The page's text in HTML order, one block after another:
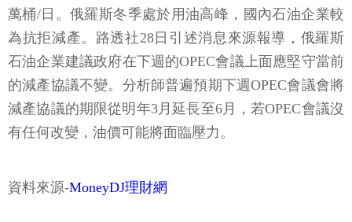
萬桶/日。俄羅斯冬季處於用油高峰，國內石油企業較
為抗拒減產。路透社28日引述消息來源報導，俄羅斯
石油企業建議政府在下週的OPEC會議上面應堅守當前
的減產協議不變。分析師普遍預期下週OPEC會議會將
減產協議的期限從明年3月延長至6月，若OPEC會議沒
有任何改變，油價可能將面臨壓力。
資料來源-MoneyDJ理財網